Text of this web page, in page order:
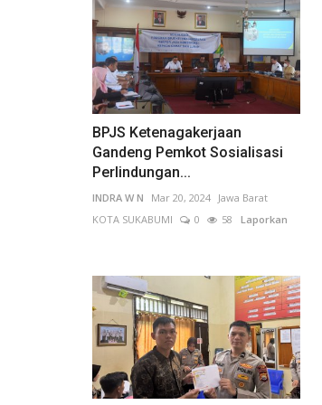
BPJS Ketenagakerjaan
Gandeng Pemkot Sosialisasi
Perlindungan...
INDRA W N Mar 20, 2024 Jawa Barat
KOTA SUKABUMI
0 58 Laporkan
Jawa Barat
PJ Walikota
Pembukaan
INDRA W N Oct 4, 2024 Jawa Barat
Laporkan